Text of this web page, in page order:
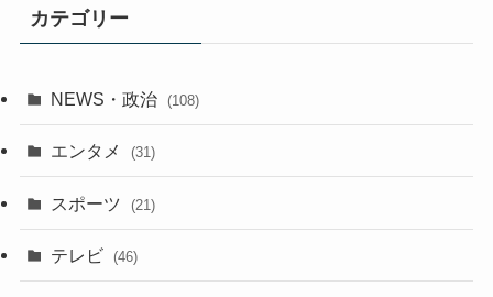
カテゴリー
NEWS・政治 (108)
エンタメ (31)
スポーツ (21)
テレビ (46)